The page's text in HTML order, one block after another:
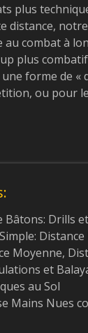
plus
distance,
combat à
plus
forme de «
ou pour
Bâtons: Drills
Moyenne,
et
au Sol
Mains Nues